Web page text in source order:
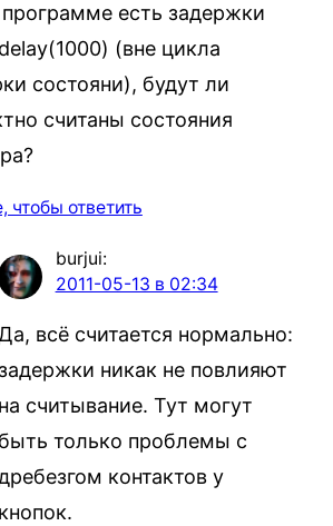
есть задержки
(вне цикла
состояни), будут ли
считаны состояния
чтобы ответить
burjui:
2011-05-13 в 02:34
всё считается нормально:
задержки никак не повлияют
на считывание. Тут могут
быть только проблемы с
контактов у
кнопок.